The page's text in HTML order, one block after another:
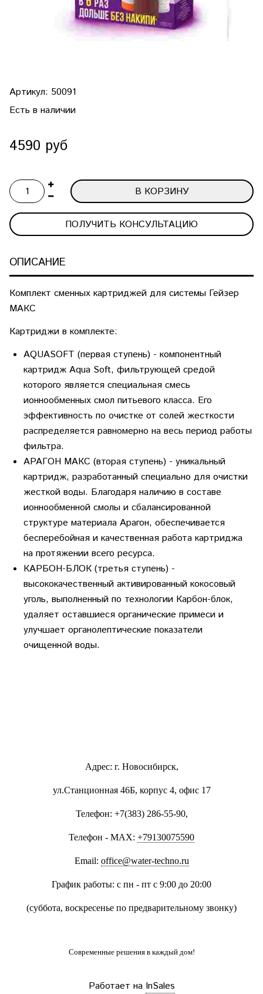
Артикул: 50091
Есть в наличии
4590 руб
В КОРЗИНУ
ПОЛУЧИТЬ КОНСУЛЬТАЦИЮ
ОПИСАНИЕ
Комплект сменных картриджей для системы Гейзер
МАКС
Картриджи в комплекте:
AQUASOFT (первая ступень) - компонентный
картридж Aqua Soft, фильтрующей средой
которого является специальная смесь
ионнообменных смол питьевого класса. Его
эффективность по очистке от солей жесткости
распределяется равномерно на весь период работы
фильтра.
АРАГОН МАКС (вторая ступень) - уникальный
картридж, разработанный специально для очистки
жесткой воды. Благодаря наличию в составе
ионнообменной смолы и сбалансированной
структуре материала Арагон, обеспечивается
бесперебойная и качественная работа картриджа
на протяжении всего ресурса.
КАРБОН-БЛОК (третья ступень) -
высококачественный активированный кокосовый
уголь, выполненный по технологии Карбон-блок,
удаляет оставшиеся органические примеси и
улучшает органолептические показатели
очищенной воды.
Адрес: г. Новосибирск,
ул.Станционная 46Б, корпус 4, офис 17
Телефон: +7(383) 286-55-90,
Телефон - MAX: +79130075590
Email: office@water-techno.ru
График работы: с пн - пт с 9:00 до 20:00
(суббота, воскресенье по предварительному звонку)
Современные решенияв каждый дом!
Работает на InSales